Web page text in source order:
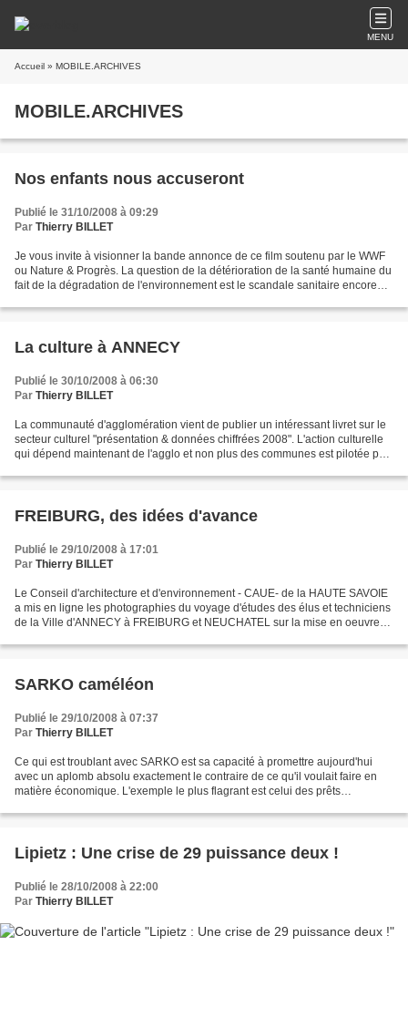
MENU
Accueil » MOBILE.ARCHIVES
MOBILE.ARCHIVES
Nos enfants nous accuseront
Publié le 31/10/2008 à 09:29
Par Thierry BILLET
Je vous invite à visionner la bande annonce de ce film soutenu par le WWF
ou Nature & Progrès. La question de la détérioration de la santé humaine du
fait de la dégradation de l'environnement est le scandale sanitaire encore
La culture à ANNECY
Publié le 30/10/2008 à 06:30
Par Thierry BILLET
La communauté d'agglomération vient de publier un intéressant livret sur le
secteur culturel "présentation & données chiffrées 2008". L'action culturelle
qui dépend maintenant de l'agglo et non plus des communes est pilotée par
FREIBURG, des idées d'avance
Publié le 29/10/2008 à 17:01
Par Thierry BILLET
Le Conseil d'architecture et d'environnement - CAUE- de la HAUTE SAVOIE
a mis en ligne les photographies du voyage d'études des élus et techniciens
de la Ville d'ANNECY à FREIBURG et NEUCHATEL sur la mise en oeuvre
SARKO caméléon
Publié le 29/10/2008 à 07:37
Par Thierry BILLET
Ce qui est troublant avec SARKO est sa capacité à promettre aujourd'hui
avec un aplomb absolu exactement le contraire de ce qu'il voulait faire en
matière économique. L'exemple le plus flagrant est celui des prêts
Lipietz : Une crise de 29 puissance deux !
Publié le 28/10/2008 à 22:00
Par Thierry BILLET